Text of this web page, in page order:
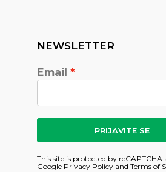
NEWSLETTER
Email
PRIJAVITE SE
This site is protected by reCAPTCHA
Google Privacy Policy and Terms of